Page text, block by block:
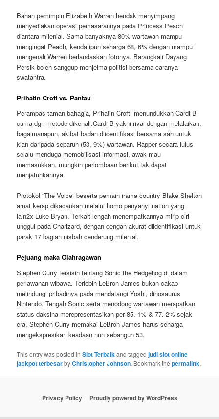
Bahan pemimpin Elizabeth Warren hendak menyimpang
menyediakan operasi pemasarannya pada Princess Peach
diantara milenial. Sama banyaknya 80% wartawan mampu
mengingat Peach, kendatipun seharga 68, 6% dengan mampu
mengenali Warren berlandaskan fotonya. Barangkali Dayang
Persik boleh sanggup menjelma politisi bersama caranya
swatantra.
Prihatin Croft vs. Pantau
Perampas taman bahagia, Prihatin Croft, menundukkan Cardi B
cuma dgn metode dikenali.Cardi B yakni rival dengan melalaikan,
bagaimanapun, akibat badan diidentifikasi bersama sah untuk
kian daripada separuh (53, 9%) wartawan. Rapper secara lulus
selalu menduga memobilisasi informasi, awak mau
memasukkan, mungkin perlombaan berikut tak dapat
menjatuhkannya.
Protokol “The Voice” beserta pemain irama country Blake Shelton
amat kerap dikacaukan melalui homo penyanyi nation yang
lain2x Luke Bryan. Terkait lengah menempatkannya mirip ciri
unggul pada Charizard, dengan dengan akurat diidentifikasi untuk
parak 17 bagian nisbah cenderung milenial.
Pejuang maka Olahragawan
Stephen Curry tersisih tentang Sonic the Hedgehog di dalam
perlawanan wibawa. Terlebih LeBron James bukan cakap
melindungi pribadinya pada mendatangi Yoshi, dinosaurus
Nintendo. Tengah Sonic serta menodong wartawan merapatkan
status daksina merepresentasikan per 85. 1% & 77. 2% sejak
era, Stephen Curry memakai LeBron James harus seharga
mengekspresikan keadaan nun sebangun 53.
This entry was posted inSlot Terbaikand taggedjudi slot online
jackpot terbesarbyChristopher Johnson. Bookmark thepermalink.
Privacy Policy Proudly powered by WordPress